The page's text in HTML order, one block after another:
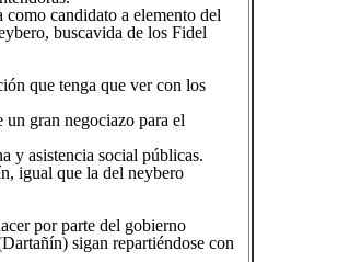
candidato a elemento del
buscavida de los Fidel
que tenga que ver con los
gran negociazo para el
y asistencia social públicas.
igual que la del neybero
por parte del gobierno
sigan repartiéndose con